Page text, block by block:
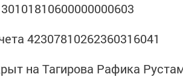
42307810262360316041
на Тагирова Рафика